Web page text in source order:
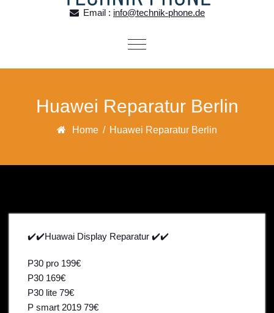
Email : info@technik-phone.de
Toggle
Huawei Reparatur Berlin
Home / Huawei Reparatur Berlin
✔️✔️Huawai Display Reparatur ✔️✔️
P30 pro 199€
P30 169€
P30 lite 79€
P smart 2019 79€